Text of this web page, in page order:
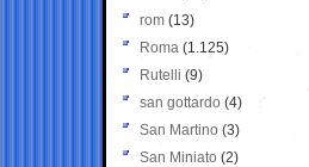
rom (13)
Roma (1.125)
Rutelli (9)
san gottardo (4)
San Martino (3)
San Miniato (2)